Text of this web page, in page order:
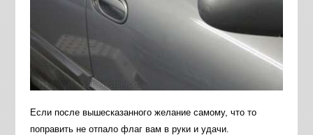
Если после вышесказанного желание самому, что то
поправить не отпало флаг вам в руки и удачи.